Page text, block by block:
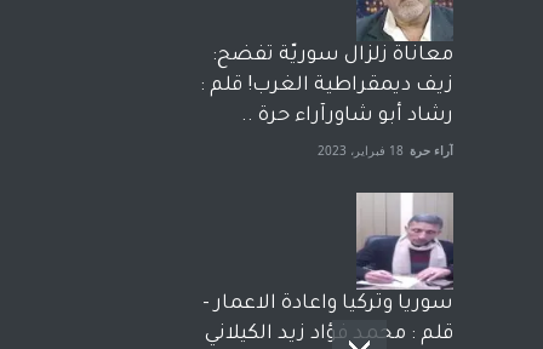
معاناة زلزال سوريّة تفضح:
زيف ديمقراطية الغرب! قلم :
رشاد أبو شاورآراء حرة ..
آراء حرة 18 فبراير، 2023
سوريا وتركيا واعادة الاعمار -
قلم : محمد فؤاد زيد الكيلاني